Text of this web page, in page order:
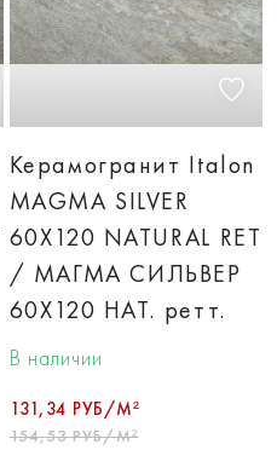
Керамогранит Italon
MAGMA SILVER
60X120 NATURAL RET
/ МАГМА СИЛЬВЕР
60X120 НАТ. ретт.
В наличии
131,34 РУБ/М²
154,53 РУБ/М²